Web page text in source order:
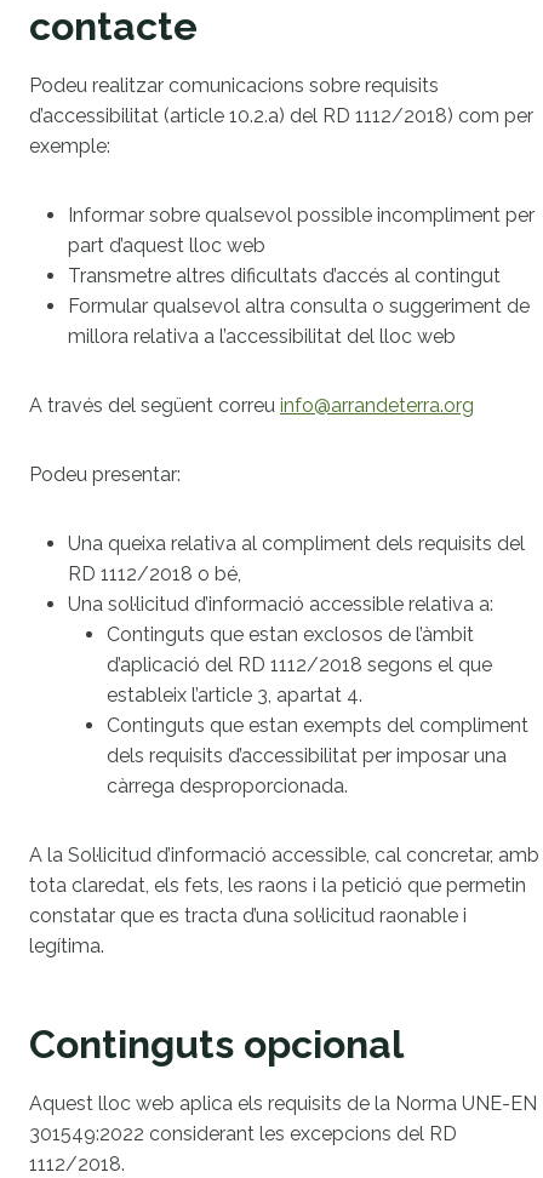
contacte
Podeu realitzar comunicacions sobre requisits
d’accessibilitat (article 10.2.a) del RD 1112/2018) com per
exemple:
Informar sobre qualsevol possible incompliment per
part d’aquest lloc web
Transmetre altres dificultats d’accés al contingut
Formular qualsevol altra consulta o suggeriment de
millora relativa a l’accessibilitat del lloc web
A través del següent correu info@arrandeterra.org
Podeu presentar:
Una queixa relativa al compliment dels requisits del
RD 1112/2018 o bé,
Una sol·licitud d’informació accessible relativa a:
Continguts que estan exclosos de l’àmbit
d’aplicació del RD 1112/2018 segons el que
estableix l’article 3, apartat 4.
Continguts que estan exempts del compliment
dels requisits d’accessibilitat per imposar una
càrrega desproporcionada.
A la Sol·licitud d’informació accessible, cal concretar, amb
tota claredat, els fets, les raons i la petició que permetin
constatar que es tracta d’una sol·licitud raonable i
legítima.
Continguts opcional
Aquest lloc web aplica els requisits de la Norma UNE-EN
301549:2022 considerant les excepcions del RD
1112/2018.